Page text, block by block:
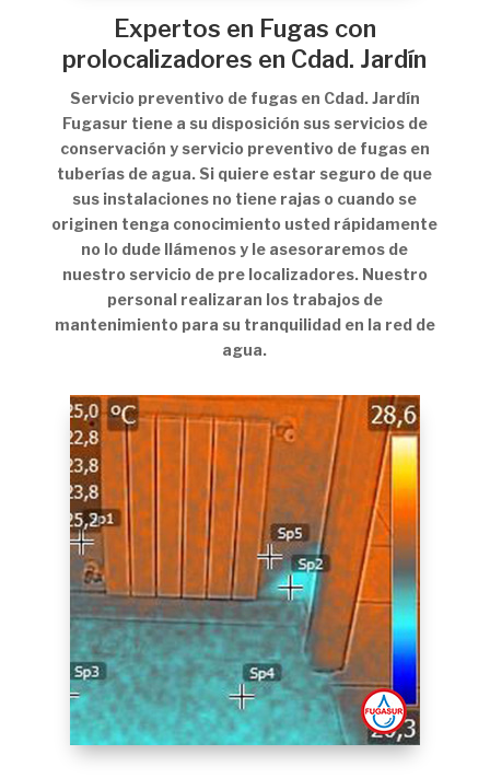
Expertos en Fugas con
prolocalizadores en Cdad. Jardín
Servicio preventivo de fugas en Cdad. Jardín
Fugasur tiene a su disposición sus servicios de
conservación y servicio preventivo de fugas en
tuberías de agua. Si quiere estar seguro de que
sus instalaciones no tiene rajas o cuando se
originen tenga conocimiento usted rápidamente
no lo dude llámenos y le asesoraremos de
nuestro servicio de pre localizadores. Nuestro
personal realizaran los trabajos de
mantenimiento para su tranquilidad en la red de
agua.